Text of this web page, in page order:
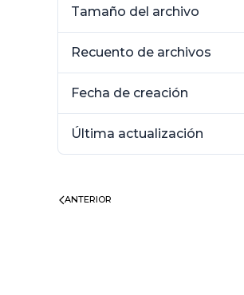
Tamaño del archivo
Recuento de archivos
Fecha de creación
Última actualización
ANTERIOR